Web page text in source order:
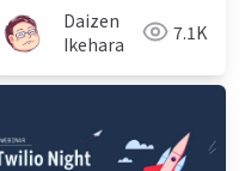
Daizen
Ikehara
7.1K